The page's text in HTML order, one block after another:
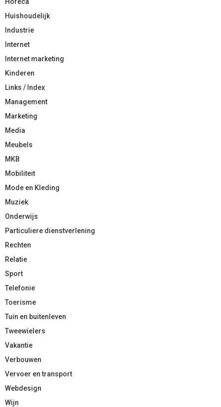
Huishoudelijk
Industrie
Internet
Internet marketing
Kinderen
Links / Index
Management
Marketing
Media
Meubels
MKB
Mobiliteit
Mode en Kleding
Muziek
Onderwijs
Particuliere dienstverlening
Rechten
Relatie
Sport
Telefonie
Toerisme
Tuin en buitenleven
Tweewielers
Vakantie
Verbouwen
Vervoer en transport
Webdesign
Wijn